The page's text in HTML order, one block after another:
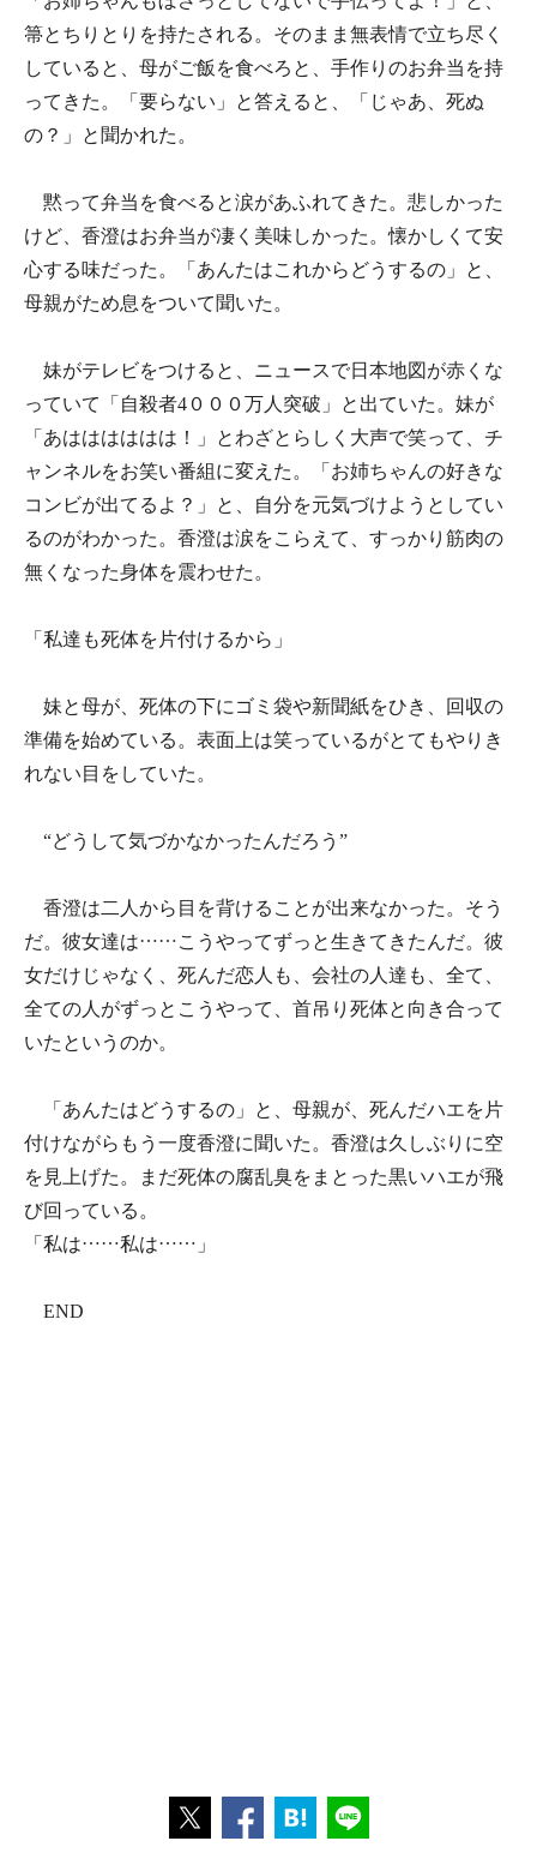
箒とちりとりを持たされる。そのまま無表情で立ち尽く
していると、母がご飯を食べろと、手作りのお弁当を持
ってきた。「要らない」と答えると、「じゃあ、死ぬ
の？」と聞かれた。
黙って弁当を食べると涙があふれてきた。悲しかった
けど、香澄はお弁当が凄く美味しかった。懐かしくて安
心する味だった。「あんたはこれからどうするの」と、
母親がため息をついて聞いた。
妹がテレビをつけると、ニュースで日本地図が赤くな
っていて「自殺者4０００万人突破」と出ていた。妹が
「あはははははは！」とわざとらしく大声で笑って、チ
ャンネルをお笑い番組に変えた。「お姉ちゃんの好きな
コンビが出てるよ？」と、自分を元気づけようとしてい
るのがわかった。香澄は涙をこらえて、すっかり筋肉の
無くなった身体を震わせた。
「私達も死体を片付けるから」
妹と母が、死体の下にゴミ袋や新聞紙をひき、回収の
準備を始めている。表面上は笑っているがとてもやりき
れない目をしていた。
“どうして気づかなかったんだろう”
香澄は二人から目を背けることが出来なかった。そう
だ。彼女達は……こうやってずっと生きてきたんだ。彼
女だけじゃなく、死んだ恋人も、会社の人達も、全て、
全ての人がずっとこうやって、首吊り死体と向き合って
いたというのか。
「あんたはどうするの」と、母親が、死んだハエを片
付けながらもう一度香澄に聞いた。香澄は久しぶりに空
を見上げた。まだ死体の腐乱臭をまとった黒いハエが飛
び回っている。
「私は……私は……」
END